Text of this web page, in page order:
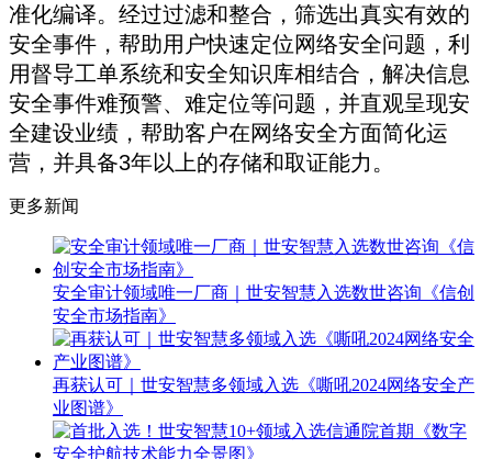
准化编译。经过过滤和整合，筛选出真实有效的
安全事件，帮助用户快速定位网络安全问题，利
用督导工单系统和安全知识库相结合，解决信息
安全事件难预警、难定位等问题，并直观呈现安
全建设业绩，帮助客户在网络安全方面简化运
营，并具备3年以上的存储和取证能力。
更多新闻
安全审计领域唯一厂商｜世安智慧入选数世咨询《信创
安全市场指南》
再获认可｜世安智慧多领域入选《嘶吼2024网络安全产
业图谱》